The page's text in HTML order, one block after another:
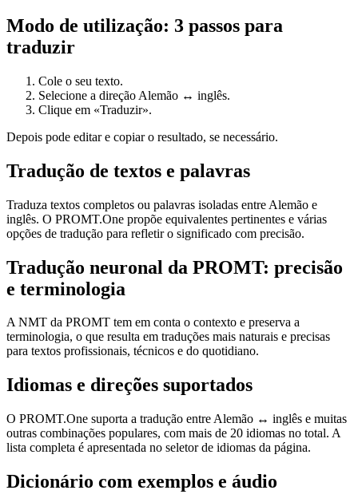
Modo de utilização: 3 passos para
traduzir
Cole o seu texto.
Selecione a direção Alemão ↔ inglês.
Clique em «Traduzir».
Depois pode editar e copiar o resultado, se necessário.
Tradução de textos e palavras
Traduza textos completos ou palavras isoladas entre Alemão e
inglês. O PROMT.One propõe equivalentes pertinentes e várias
opções de tradução para refletir o significado com precisão.
Tradução neuronal da PROMT: precisão
e terminologia
A NMT da PROMT tem em conta o contexto e preserva a
terminologia, o que resulta em traduções mais naturais e precisas
para textos profissionais, técnicos e do quotidiano.
Idiomas e direções suportados
O PROMT.One suporta a tradução entre Alemão ↔ inglês e muitas
outras combinações populares, com mais de 20 idiomas no total. A
lista completa é apresentada no seletor de idiomas da página.
Dicionário com exemplos e áudio